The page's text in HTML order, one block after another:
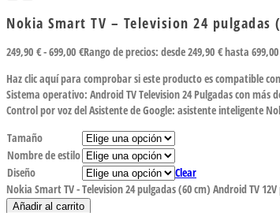
Nokia Smart TV – Television 24 pulgadas
249,90 €-699,00 €Rango de precios: desde 249,90 € hasta
Haz clic aquí para comprobar si este producto es compatible
Sistema operativo: Android TV Television 24 Pulgadas con
Control por voz del Asistente de Google: asistente inteligente
Tamaño
Nombre de estilo
Diseño
Clear
Nokia Smart TV - Television 24 pulgadas (60 cm) Android TV
Añadir al carrito